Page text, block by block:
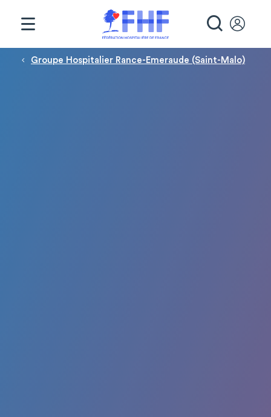
Fil d'Ariane
Groupe Hospitalier Rance-Emeraude (Saint-Malo)
Panneau de gestion des cookies